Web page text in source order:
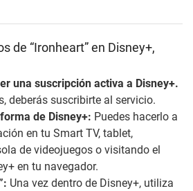
de “Ironheart” en Disney+,
una suscripción activa a Disney+.
deberás suscribirte al servicio.
de Disney+: Puedes hacerlo a
en tu Smart TV, tablet,
de videojuegos o visitando el
en tu navegador.
Una vez dentro de Disney+, utiliza